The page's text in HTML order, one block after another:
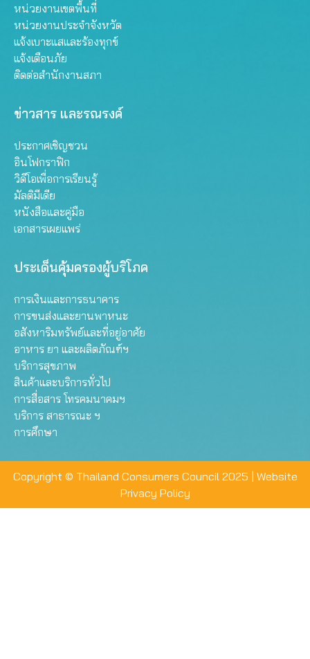
หน่วยงานเขตพื้นที่
หน่วยงานประจำจังหวัด
แจ้งเบาะแสและร้องทุกข์
แจ้งเตือนภัย
ติดต่อสำนักงานสภา
ข่าวสาร และรณรงค์
ประกาศเชิญชวน
อินโฟกราฟิก
วิดีโอเพื่อการเรียนรู้
มัลติมีเดีย
หนังสือและคู่มือ
เอกสารเผยแพร่
ประเด็นคุ้มครองผู้บริโภค
การเงินและการธนาคาร
การขนส่งและยานพาหนะ
อสังหาริมทรัพย์และที่อยู่อาศัย
อาหาร ยา และผลิตภัณฑ์ฯ
บริการสุขภาพ
สินค้าและบริการทั่วไป
การสื่อสาร โทรคมนาคมฯ
บริการ สาธารณะ ฯ
การศึกษา
Copyright © Thailand Consumers Council 2025 | Website
Privacy Policy